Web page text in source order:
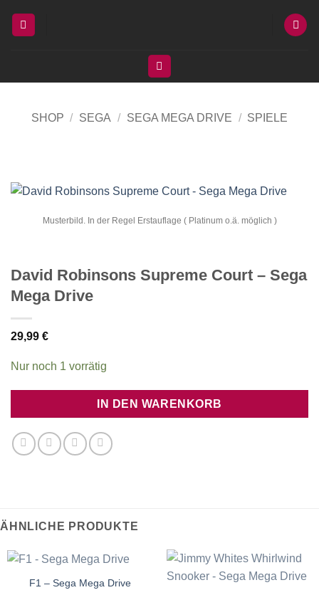
Inhalt
SHOP / SEGA / SEGA MEGA DRIVE / SPIELE
Musterbild. In der Regel Erstauflage ( Platinum o.ä. möglich )
David Robinsons Supreme Court – Sega
Mega Drive
29,99 €
Nur noch 1 vorrätig
IN DEN WARENKORB
ÄHNLICHE PRODUKTE
F1 – Sega Mega Drive